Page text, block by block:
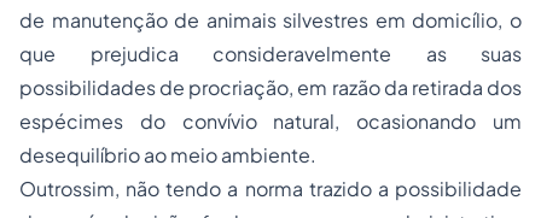
de manutenção de animais silvestres em domicílio, o
que prejudica consideravelmente as suas
possibilidades de procriação, em razão da retirada dos
espécimes do convívio natural, ocasionando um
desequilíbrio ao meio ambiente.
Outrossim, não tendo a norma trazido a possibilidade